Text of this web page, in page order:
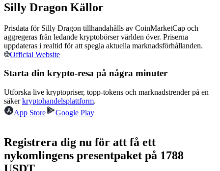
Kopiera Trading
Gå med de bästa handlarna
Bli en Copy Trader
Silly Dragon Källor
Prisdata för Silly Dragon tillhandahålls av CoinMarketCap och
aggregeras från ledande kryptobörser världen över. Priserna
uppdateras i realtid för att spegla aktuella marknadsförhållanden.
Official Website
Starta din krypto-resa på några minuter
Utforska live kryptopriser, topp-tokens och marknadstrender på en
säkerkryptohandelsplattform.
App Store
Google Play
Registrera dig nu för att få ett
nykomlingens presentpaket på 1788